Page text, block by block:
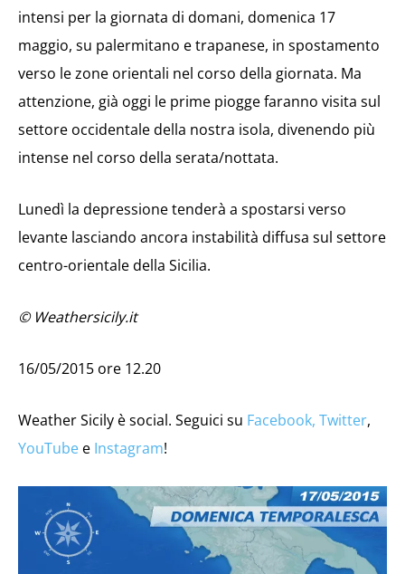
intensi per la giornata di domani, domenica 17
maggio, su palermitano e trapanese, in spostamento
verso le zone orientali nel corso della giornata. Ma
attenzione, già oggi le prime piogge faranno visita sul
settore occidentale della nostra isola, divenendo più
intense nel corso della serata/nottata.
Lunedì la depressione tenderà a spostarsi verso
levante lasciando ancora instabilità diffusa sul settore
centro-orientale della Sicilia.
© Weathersicily.it
16/05/2015 ore 12.20
Weather Sicily è social. Seguici su Facebook, Twitter,
YouTube e Instagram!